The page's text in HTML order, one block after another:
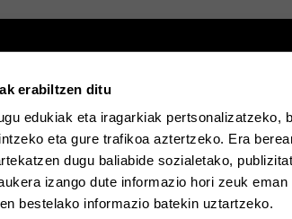
erabiltzen ditu
edukiak eta iragarkiak pertsonalizatzeko,
eta gure trafikoa aztertzeko. Era
dugu baliabide sozialetako,
izango dute informazio hori zeuk
bestelako informazio batekin uztartzeko.
Egoitza elektronikoa
EHU